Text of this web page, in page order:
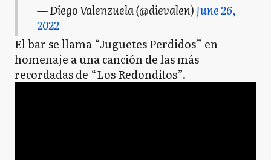
— Diego Valenzuela (@dievalen)June 26,
2022
El bar se llama “Juguetes Perdidos” en
homenaje a una canción de las más
recordadas de “Los Redonditos”.